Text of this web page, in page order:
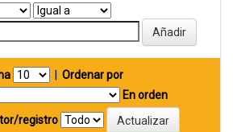
Ordenar por
En orden
registro